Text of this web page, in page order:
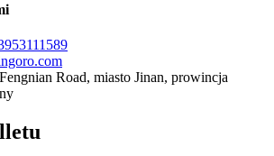
Road, miasto Jinan, prowincja